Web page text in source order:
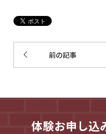
前の記事
体験お申し込